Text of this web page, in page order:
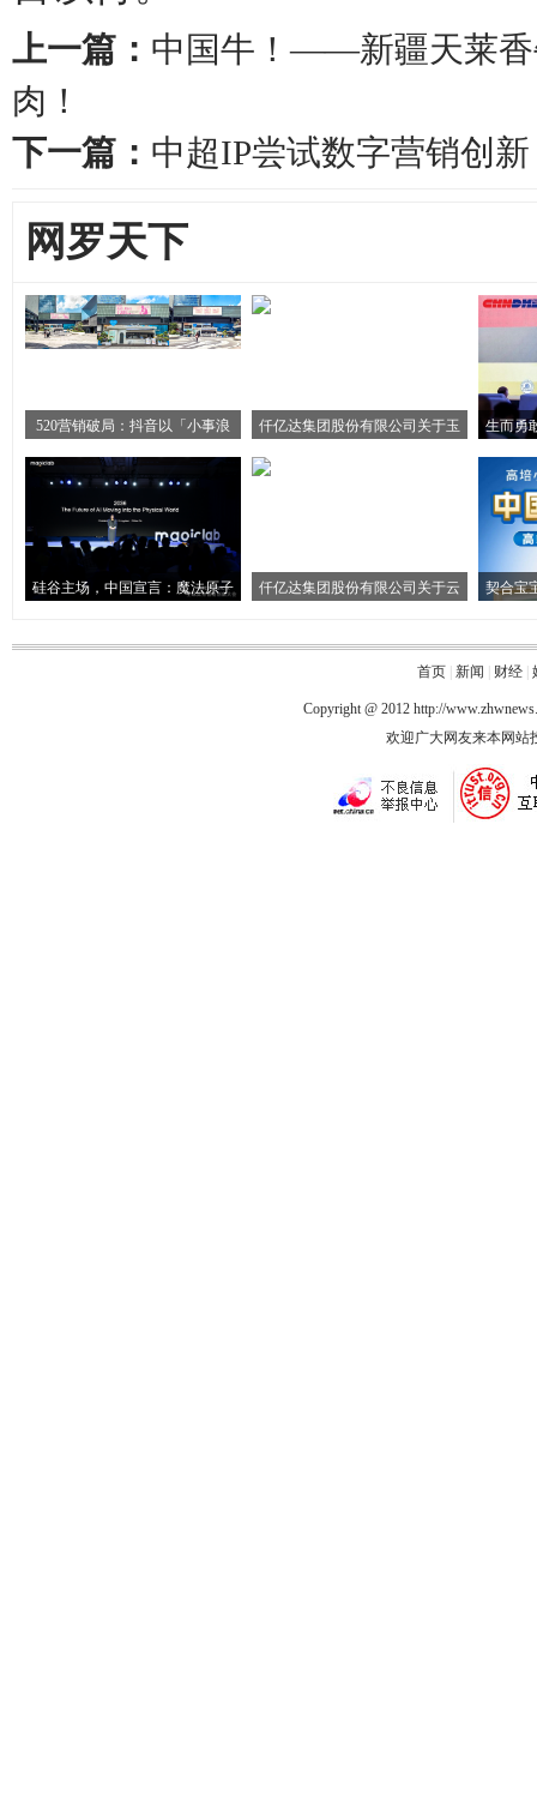
上一篇： 中国牛！——新疆天莱香
肉！
下一篇： 中超IP尝试数字营销创
网罗天下
520营销破局：抖音以「小事浪 仟亿达集团股份有限公司关于玉 生而勇
硅谷主场，中国宣言：魔法原子 仟亿达集团股份有限公司关于云 契合宝
首页| 新闻 财经|
Copyright @ 2012 http://
欢迎广大网友来本网站